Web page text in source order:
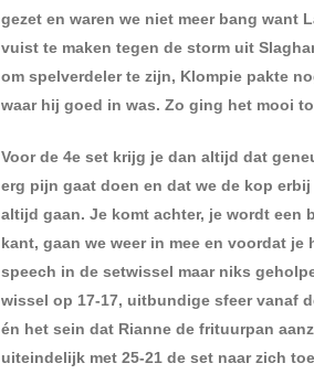
gezet en waren we niet meer bang want
vuist te maken tegen de storm uit
om spelverdeler te zijn, Klompie pakte
waar hij goed in was. Zo ging het mooi
Voor de 4e set krijg je dan altijd dat
erg pijn gaat doen en dat we de kop
altijd gaan. Je komt achter, je wordt een
kant, gaan we weer in mee en voordat
speech in de setwissel maar niks
wissel op 17-17, uitbundige sfeer vanaf
én het sein dat Rianne de frituurpan
uiteindelijk met 25-21 de set naar zich